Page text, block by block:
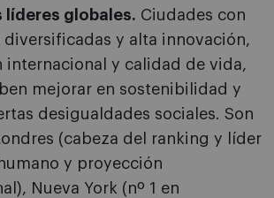
líderes globales. Ciudades con
diversificadas y alta innovación,
internacional y calidad de vida,
mejorar en sostenibilidad y
desigualdades sociales. Son
(cabeza del ranking y líder
y proyección
Nueva York (nº 1 en